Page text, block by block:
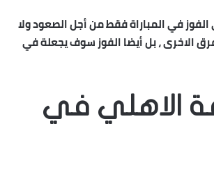
الفوز في المباراة فقط من أجل الصعود ولا
الاخرى ، بل أيضا الفوز سوف يجعلة في
الاهلي في